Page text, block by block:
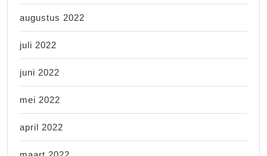
augustus 2022
juli 2022
juni 2022
mei 2022
april 2022